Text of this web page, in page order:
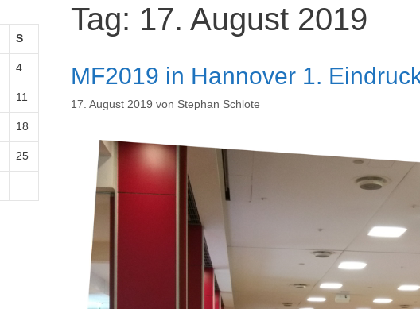
Tag: 17. August 2019
MF2019 in Hannover 1.
17. August 2019 von Stephan Schlote
S
4
11
18
25